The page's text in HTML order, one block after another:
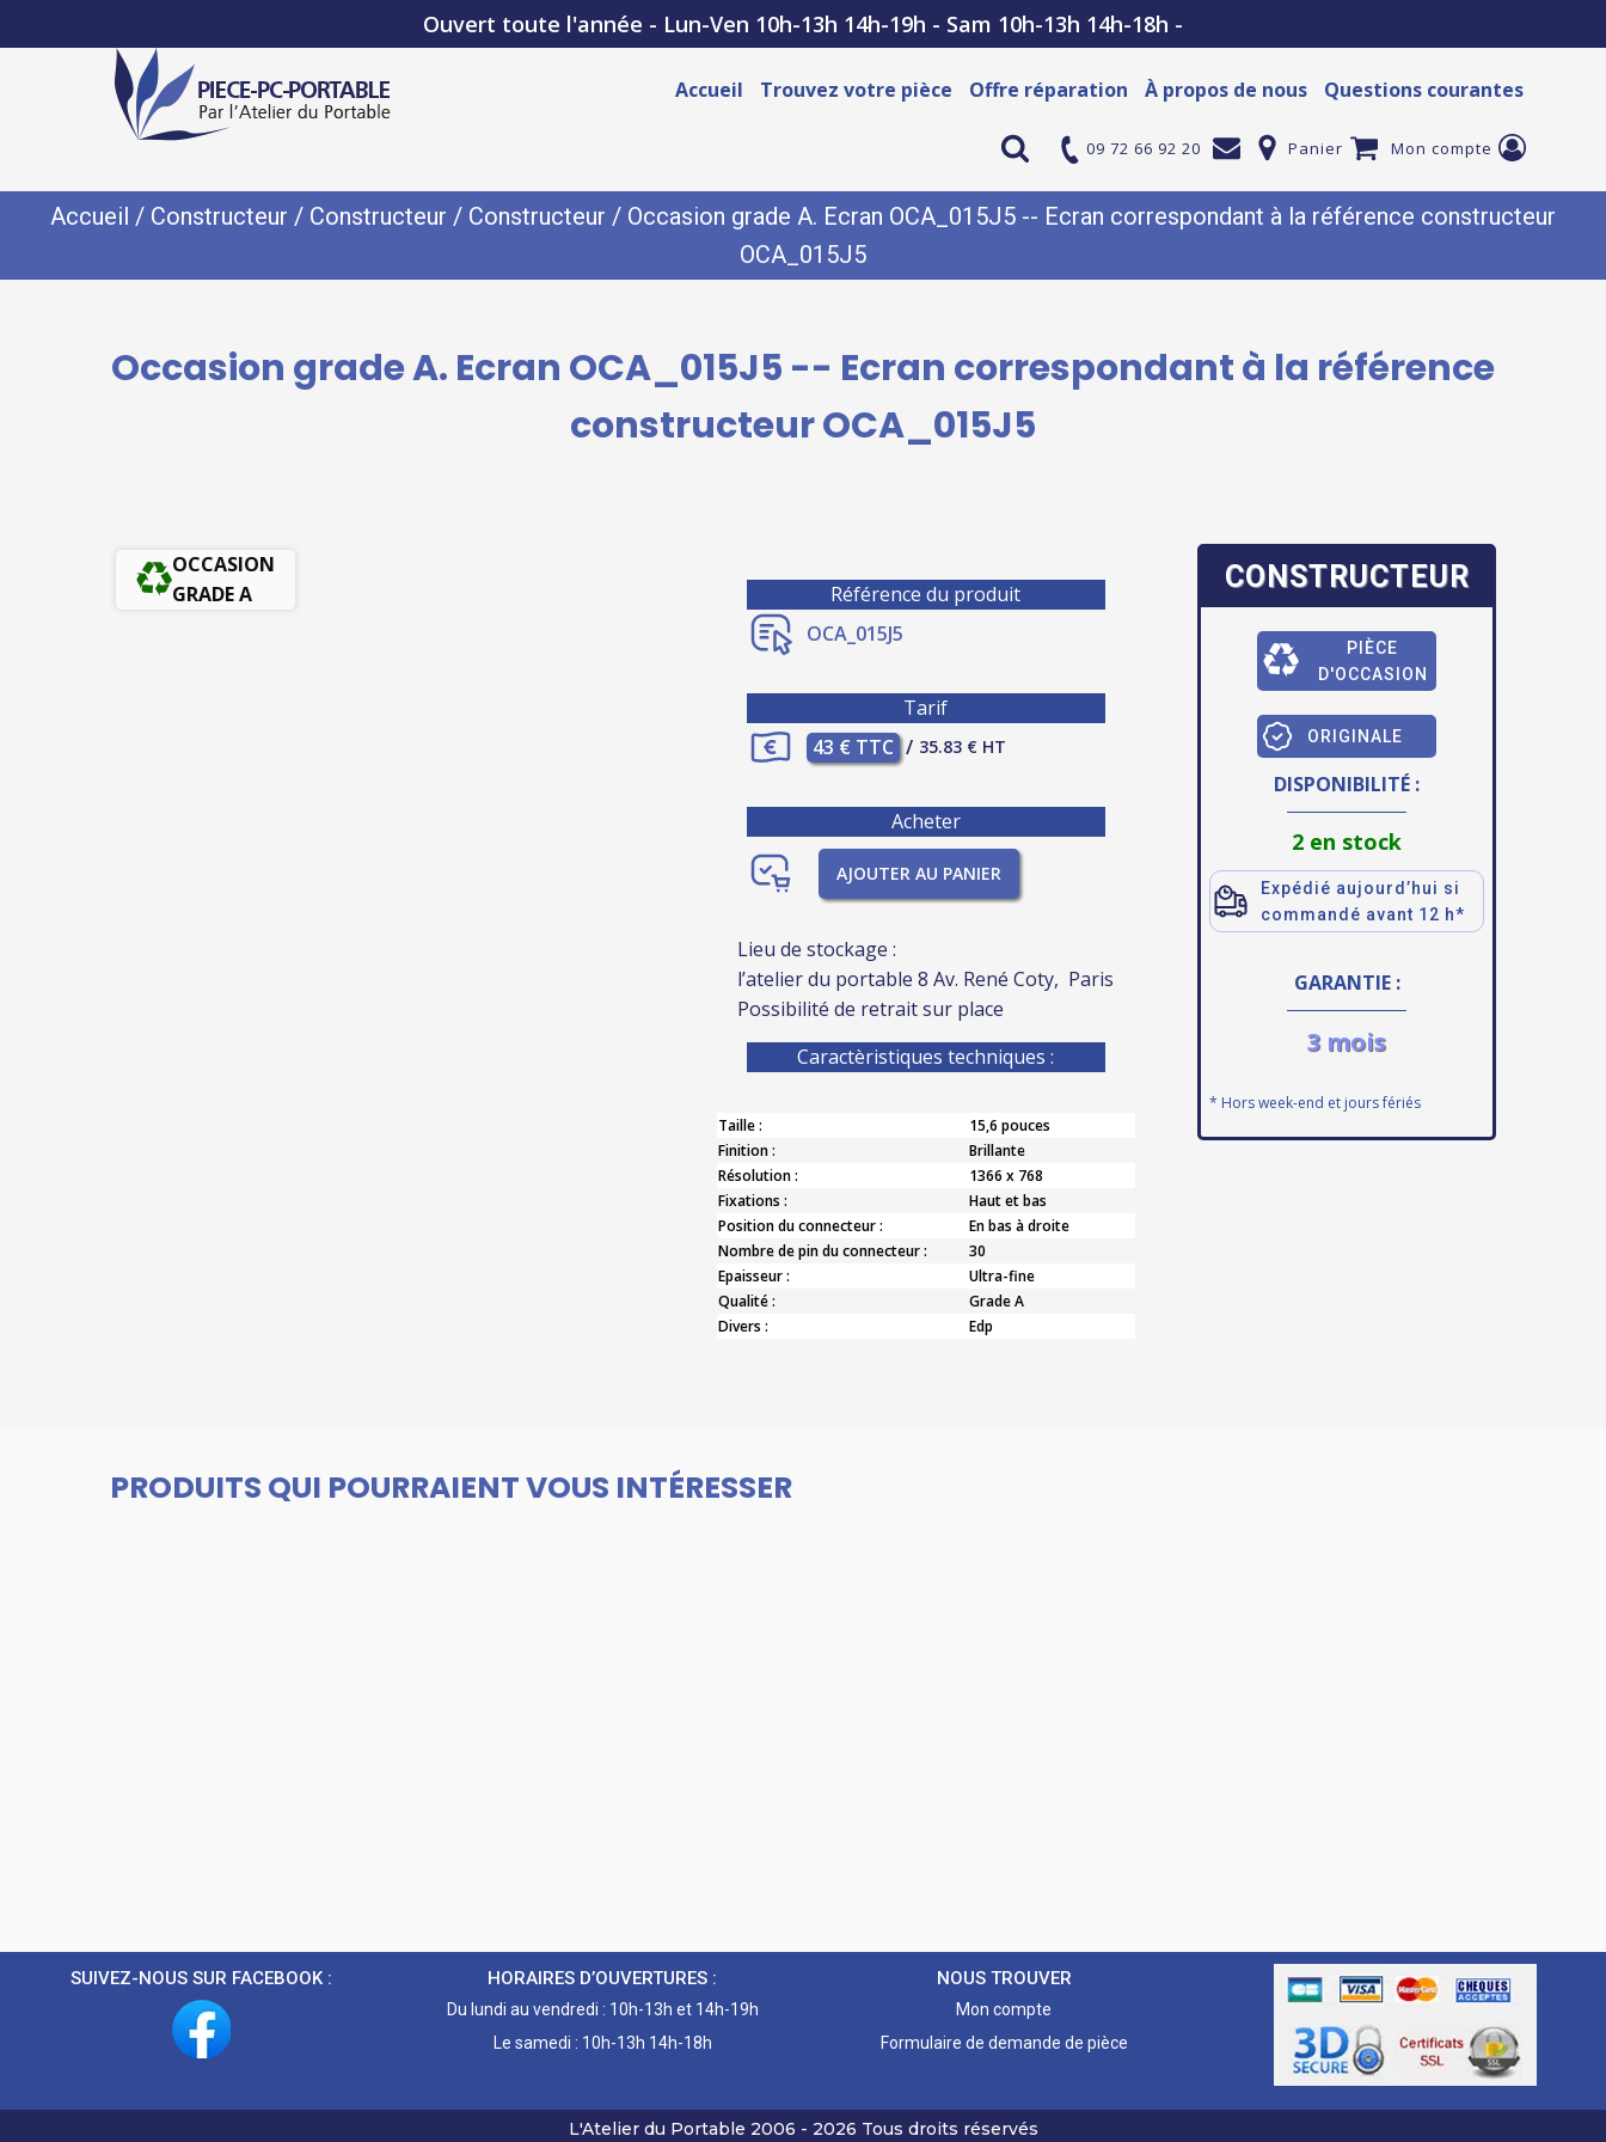
Ouvert toute l'année - Lun-Ven 10h-13h 14h-19h - Sam 10h-13h 14h-18h -
Accueil Trouvez votre pièce Offre réparation À propos de nous Questions courantes
09 72 66 92 20 Panier Mon compte
Accueil / Constructeur / Constructeur / Constructeur / Occasion grade A. Ecran OCA_015J5 -- Ecran correspondant à la référence constructeur
OCA_015J5
Occasion grade A. Ecran OCA_015J5 -- Ecran correspondant à la référence
constructeur OCA_015J5
OCCASION
GRADE A
Référence du produit
OCA_015J5
Tarif
43 € TTC / 35.83 € HT
Acheter
AJOUTER AU PANIER
Lieu de stockage :
l’atelier du portable 8 Av. René Coty, Paris
Possibilité de retrait sur place
Caractèristiques techniques :
Taille :
15,6 pouces
Finition :
Brillante
Résolution :
1366 x 768
Fixations :
Haut et bas
Position du connecteur :
En bas à droite
Nombre de pin du connecteur :
30
Epaisseur :
Ultra-fine
Qualité :
Grade A
Divers :
Edp
CONSTRUCTEUR
PIÈCE
D'OCCASION
ORIGINALE
DISPONIBILITÉ :
2 en stock
Expédié aujourd’hui si
commandé avant 12 h*
GARANTIE :
3 mois
* Hors week-end et jours fériés
PRODUITS QUI POURRAIENT VOUS INTÉRESSER
SUIVEZ-NOUS SUR FACEBOOK : HORAIRES D’OUVERTURES :
Du lundi au vendredi : 10h-13h et 14h-19h
Le samedi : 10h-13h 14h-18h
NOUS TROUVER
Mon compte
Formulaire de demande de pièce
L'Atelier du Portable 2006 - 2026 Tous droits réservés